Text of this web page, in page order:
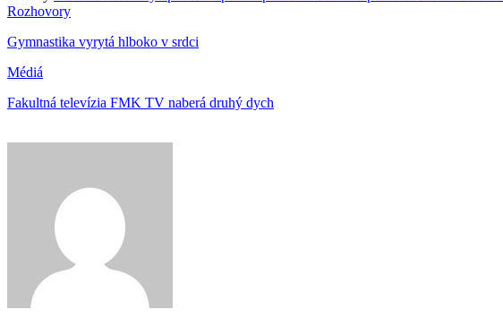
Rozhovory
Gymnastika vyrytá hlboko v srdci
Médiá
Fakultná televízia FMK TV naberá druhý dych